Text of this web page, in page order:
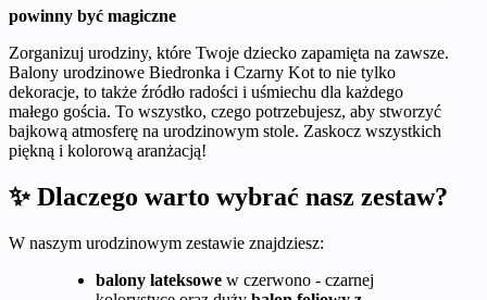
powinny być magiczne
Zorganizuj urodziny, które Twoje dziecko zapamięta na zawsze.
Balony urodzinowe Biedronka i Czarny Kot to nie tylko
dekoracje, to także źródło radości i uśmiechu dla każdego
małego gościa. To wszystko, czego potrzebujesz, aby stworzyć
bajkową atmosferę na urodzinowym stole. Zaskocz wszystkich
piękną i kolorową aranżacją!
✨ Dlaczego warto wybrać nasz zestaw?
W naszym urodzinowym zestawie znajdziesz:
balony lateksowe w czerwono - czarnej